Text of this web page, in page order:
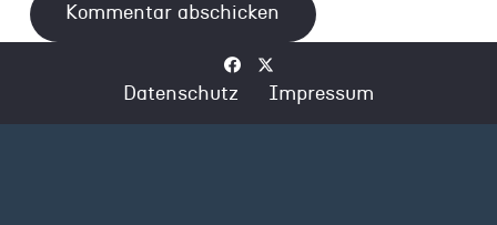
Kommentar abschicken
Datenschutz Impressum